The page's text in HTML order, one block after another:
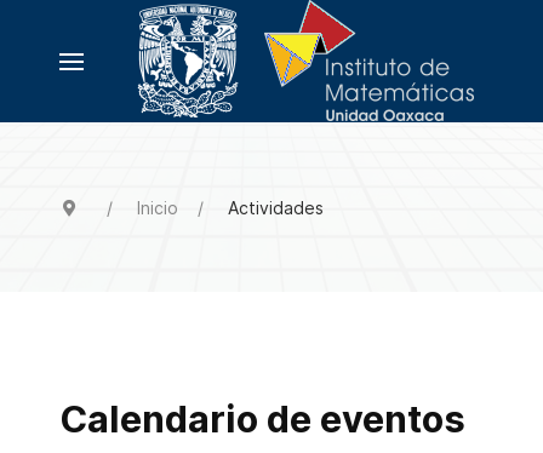
Inicio Actividades
Calendario de eventos